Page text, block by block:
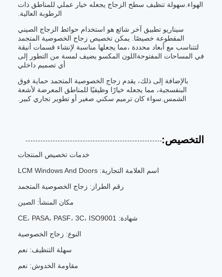
الهواء.سهولة تنظيف سطح الزجاج يجعله خيار عملي للمناطق ذات
الرطوبة العالية.
سيناريو تطبيق آخر شائع هو استخدام حوائط الزجاج الصيني
المقطوعة خصيصًا. يمكن تخصيص زجاج الخصوصية المتجمد
لتتناسب مع أبعاد محددة ،مما يجعلها مناسبة لإنشاء قسمات أنيقة
في المساحات المفتوحةاللون المكسو يضيف لمسة من التطور إلى
أي تصميم داخلي
بالإضافة إلى ذلك، يقدم زجاج الخصوصية المتجمد حماية فوق
البنفسجية، مما يجعله خيارًا وظيفيًا للمناطق المعرضة لأشعة
الشمس.سواء كان ترميم سكني صغير أو تطوير تجاري كبير.
التخصيص:
خدمات تخصيص المنتجات
اسم العلامة التجارية: LCM Windows And Doors
رقم الطراز: زجاج الخصوصية المتجمد
مكان المنشأ: الصين
شهادة: CE، PASA، PASF، 3C، ISO9001
النوع: زجاج الخصوصية
سهلة التنظيف: نعم
مقاومة الخدوش: نعم